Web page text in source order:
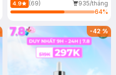
4.9 (69)
935/tháng
64%
-42%